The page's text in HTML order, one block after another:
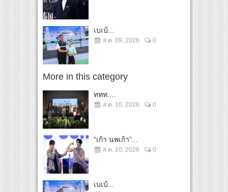
เบเบ้...
ส.ค. 09, 2026 0
More in this category
ททท....
ส.ค. 10, 2026 0
“เก้า นพเก้า”...
ส.ค. 10, 2026 0
เบเบ้...